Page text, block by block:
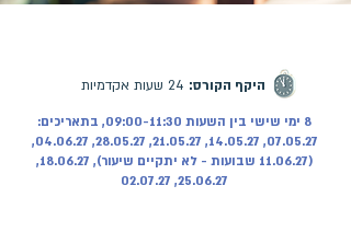
היקף הקורס: 24 שעות אקדמיות
8 ימי שישי בין השעות 09:00-11:30, בתאריכים:
07.05.27, 14.05.27, 21.05.27, 28.05.27, 04.06.27,
(11.06.27 שבועות - לא יתקיים שיעור), 18.06.27,
25.06.27, 02.07.27